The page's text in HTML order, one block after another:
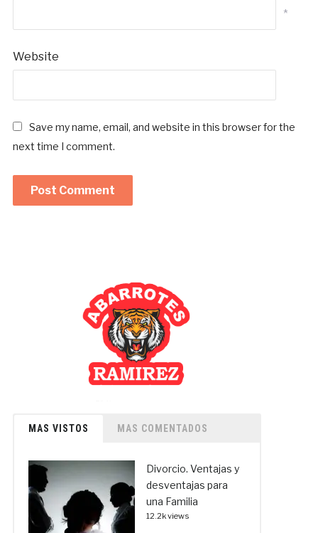
*
Website
Save my name, email, and website in this browser for the
next time I comment.
MAS VISTOS MAS COMENTADOS
Divorcio. Ventajas y
desventajas para
una Familia
12.2k views